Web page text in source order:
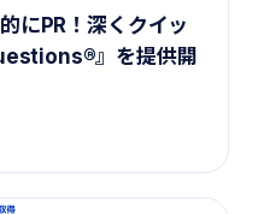
にPR！深くクイッ
』を提供開